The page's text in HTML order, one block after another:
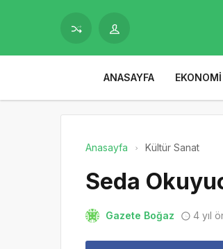
ANASAYFA EKONOMI
Anasayfa Kültür Sanat
Seda
Gazete Boğaz 4 yıl